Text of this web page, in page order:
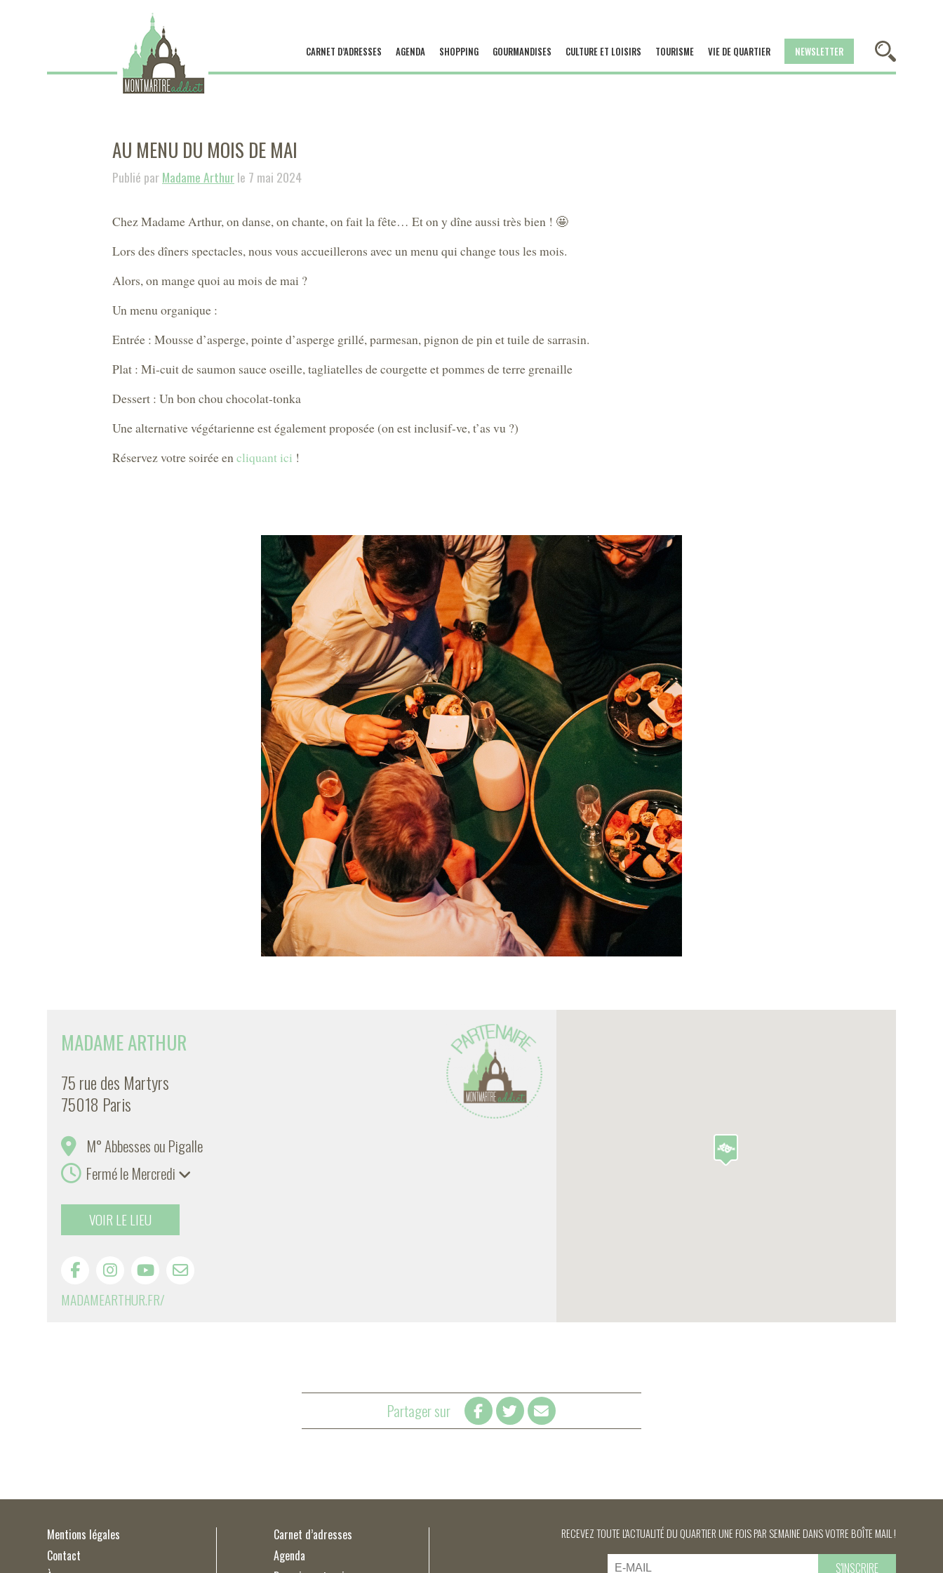
CARNET D’ADRESSES AGENDA SHOPPING GOURMANDISES CULTURE ET LOISIRS TOURISME VIE DE QUARTIER NEWSLETTER
AU MENU DU MOIS DE MAI
Publié parMadame Arthurle 7 mai 2024
Chez Madame Arthur, on danse, on chante, on fait la fête… Et on y dîne aussi très bien ! 🤩
Lors des dîners spectacles, nous vous accueillerons avec un menu qui change tous les mois.
Alors, on mange quoi au mois de mai ?
Un menu organique :
Entrée : Mousse d’asperge, pointe d’asperge grillé, parmesan, pignon de pin et tuile de sarrasin.
Plat : Mi-cuit de saumon sauce oseille, tagliatelles de courgette et pommes de terre grenaille
Dessert : Un bon chou chocolat-tonka
Une alternative végétarienne est également proposée (on est inclusif-ve, t’as vu ?)
Réservez votre soirée encliquant ici !
MADAME ARTHUR
75 rue des Martyrs
75018 Paris
M° Abbesses ou Pigalle
Fermé le Mercredi
VOIR LE LIEU
MADAMEARTHUR.FR/
Partager sur
Mentions légales
Contact
Carnet d’adresses
Agenda
RECEVEZ TOUTE L'ACTUALITÉ DU QUARTIER UNE FOIS PAR SEMAINE DANS VOTRE BOÎTE MAIL !